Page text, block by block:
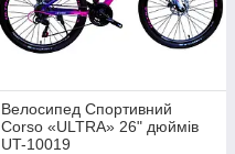
Велосипед Спортивний
Corso «ULTRA» 26" дюймів
UT-10019